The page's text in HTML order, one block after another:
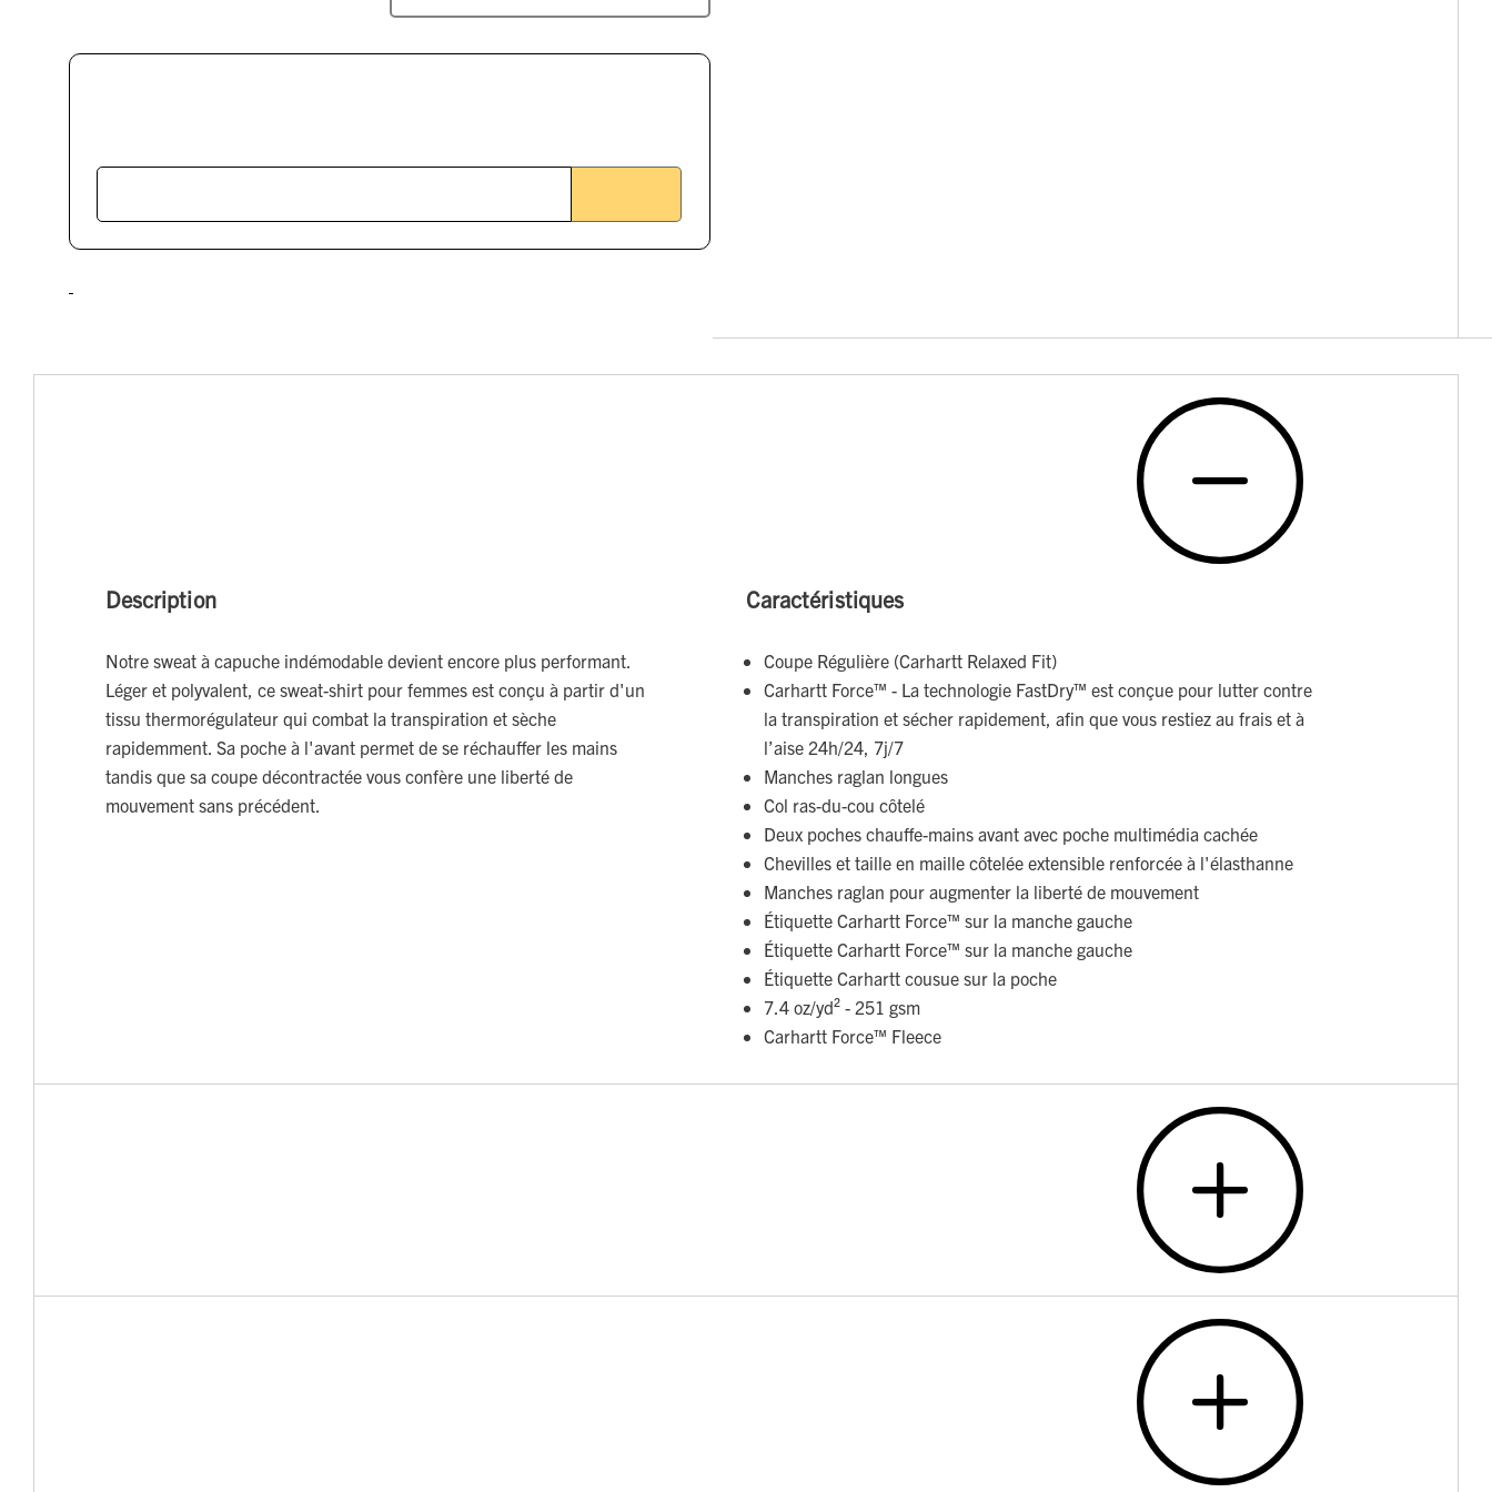
Description
Notre sweat à capuche indémodable devient encore plus performant.
Léger et polyvalent, ce sweat-shirt pour femmes est conçu à partir d'un
tissu thermorégulateur qui combat la transpiration et sèche
rapidemment. Sa poche à l'avant permet de se réchauffer les mains
tandis que sa coupe décontractée vous confère une liberté de
mouvement sans précédent.
Caractéristiques
Coupe Régulière (Carhartt Relaxed Fit)
Carhartt Force™ - La technologie FastDry™ est conçue pour lutter contre
la transpiration et sécher rapidement, afin que vous restiez au frais et à
l’aise 24h/24, 7j/7
Manches raglan longues
Col ras-du-cou côtelé
Deux poches chauffe-mains avant avec poche multimédia cachée
Chevilles et taille en maille côtelée extensible renforcée à l'élasthanne
Manches raglan pour augmenter la liberté de mouvement
Étiquette Carhartt Force™ sur la manche gauche
Étiquette Carhartt Force™ sur la manche gauche
Étiquette Carhartt cousue sur la poche
7.4 oz/yd² - 251 gsm
Carhartt Force™ Fleece